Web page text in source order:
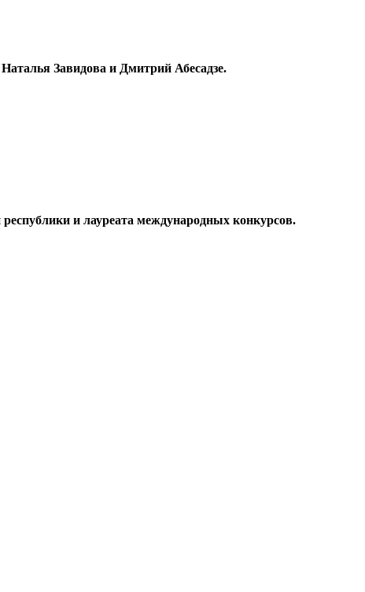
Завидова и Дмитрий Абесадзе.
и лауреата международных конкурсов.